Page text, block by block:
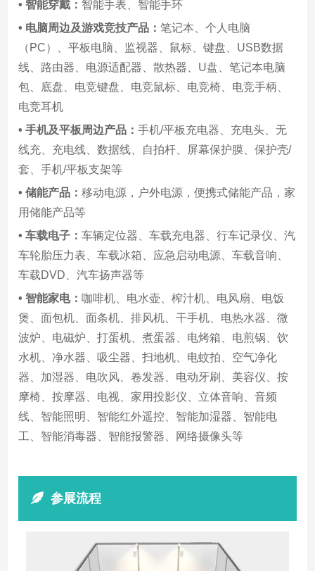
• 智能穿戴： 智能手表、智能手环
• 电脑周边及游戏竞技产品：笔记本、个人电脑
（PC）、平板电脑、监视器、鼠标、键盘、USB数据
线、路由器、电源适配器、散热器、U盘、笔记本电脑
包、底盘、电竞键盘、电竞鼠标、电竞椅、电竞手柄、
电竞耳机
• 手机及平板周边产品：手机/平板充电器、充电头、无
线充、充电线、数据线、自拍杆、屏幕保护膜、保护壳/
套、手机/平板支架等
• 储能产品：移动电源，户外电源，便携式储能产品，家
用储能产品等
• 车载电子：车辆定位器、车载充电器、行车记录仪、汽
车轮胎压力表、车载冰箱、应急启动电源、车载音响、
车载DVD、汽车扬声器等
• 智能家电： 咖啡机、电水壶、榨汁机、电风扇、电饭
煲、面包机、面条机、排风机、干手机、电热水器、微
波炉、电磁炉、打蛋机、煮蛋器、电烤箱、电煎锅、饮
水机、净水器、吸尘器、扫地机、电蚊拍、空气净化
器、加湿器、电吹风、卷发器、电动牙刷、美容仪、按
摩椅、按摩器、电视、家用投影仪、立体音响、音频
线、智能照明、智能红外遥控、智能加湿器、智能电
工、智能消毒器、智能报警器、网络摄像头等
参展流程